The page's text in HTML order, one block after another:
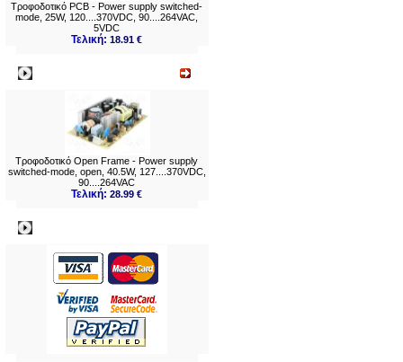
Τροφοδοτικό PCB - Power supply switched-
mode, 25W, 120....370VDC, 90....264VAC,
5VDC
Τελική:18.91 €
Τροφοδοτικό Open Frame - Power supply
switched-mode, open, 40.5W, 127....370VDC,
90....264VAC
Τελική:28.99 €